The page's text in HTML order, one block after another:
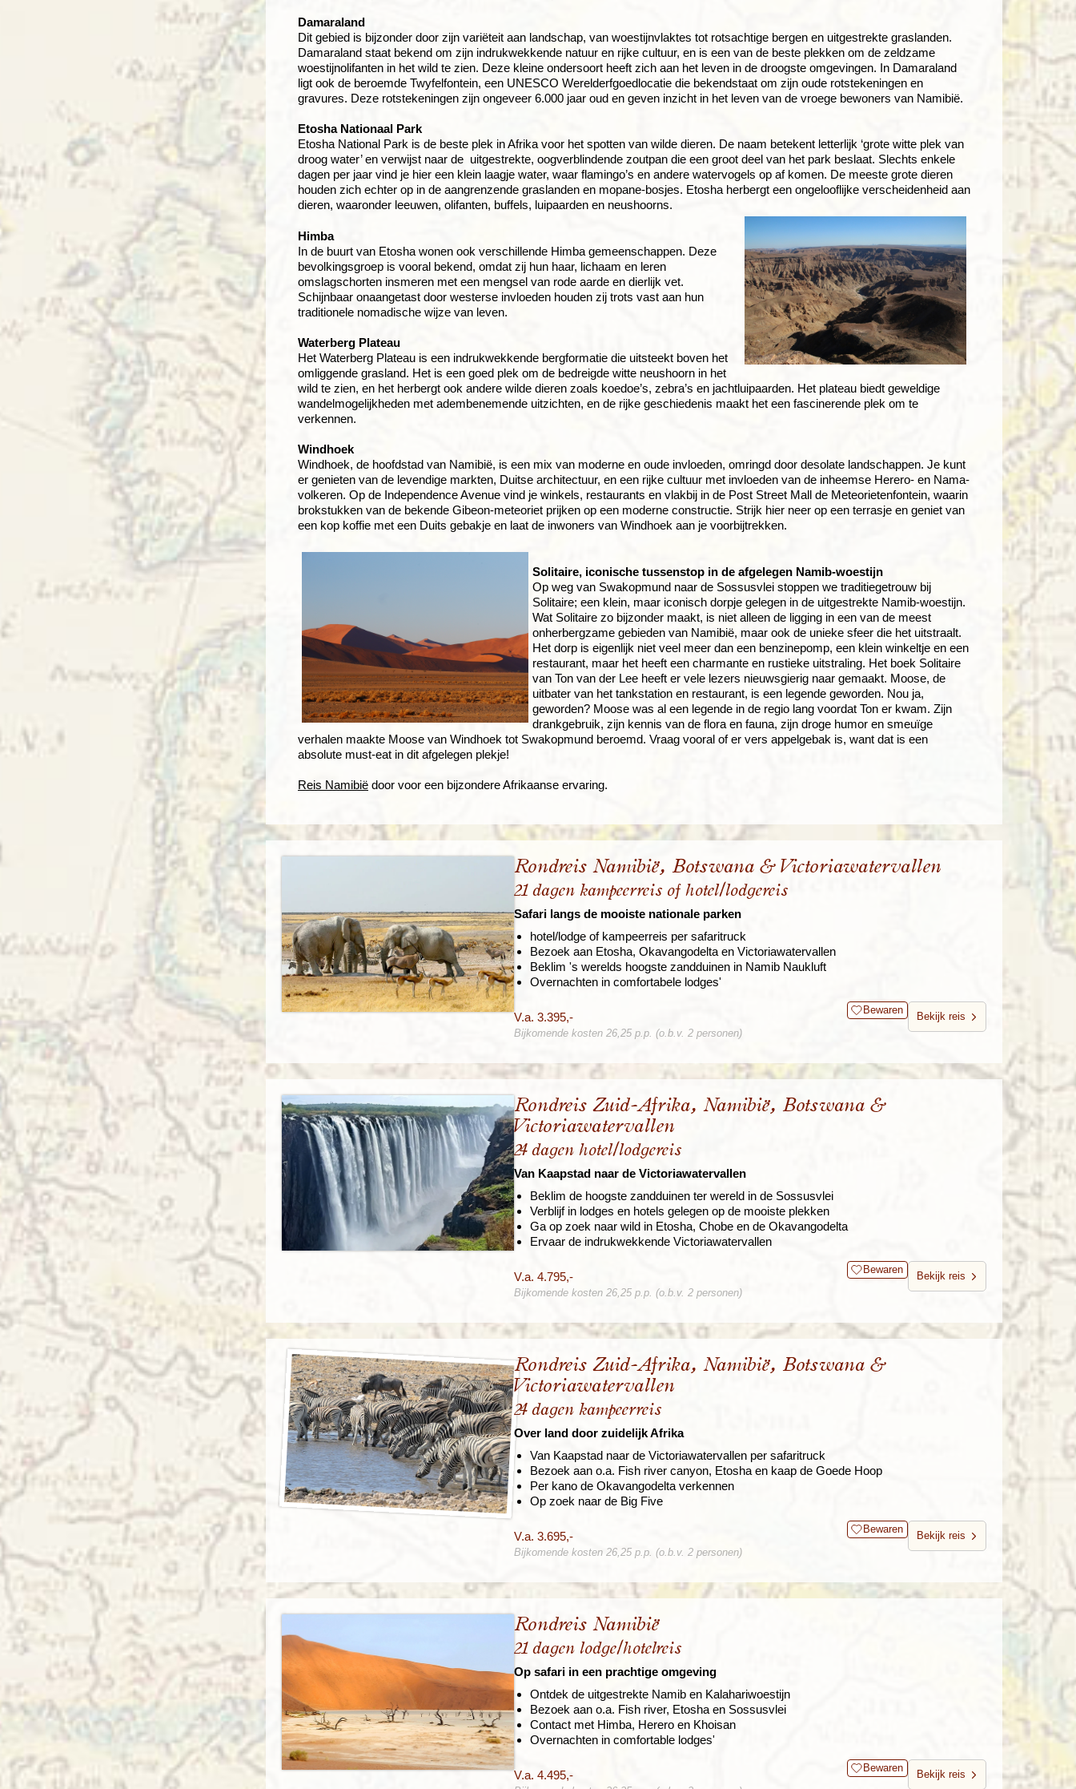
Damaraland
Dit gebied is bijzonder door zijn variëteit aan landschap, van woestijnvlaktes tot rotsachtige bergen en uitgestrekte graslanden.
Damaraland staat bekend om zijn indrukwekkende natuur en rijke cultuur, en is een van de beste plekken om de zeldzame
woestijnolifanten in het wild te zien. Deze kleine ondersoort heeft zich aan het leven in de droogste omgevingen. In Damaraland
ligt ook de beroemde Twyfelfontein, een UNESCO Werelderfgoedlocatie die bekendstaat om zijn oude rotstekeningen en
gravures. Deze rotstekeningen zijn ongeveer 6.000 jaar oud en geven inzicht in het leven van de vroege bewoners van Namibië.
Etosha Nationaal Park
Etosha National Park is de beste plek in Afrika voor het spotten van wilde dieren. De naam betekent letterlijk ‘grote witte plek van
droog water’ en verwijst naar de uitgestrekte, oogverblindende zoutpan die een groot deel van het park beslaat. Slechts enkele
dagen per jaar vind je hier een klein laagje water, waar flamingo’s en andere watervogels op af komen. De meeste grote dieren
houden zich echter op in de aangrenzende graslanden en mopane-bosjes. Etosha herbergt een ongelooflijke verscheidenheid aan
dieren, waaronder leeuwen, olifanten, buffels, luipaarden en neushoorns.
Himba
In de buurt van Etosha wonen ook verschillende Himba gemeenschappen. Deze
bevolkingsgroep is vooral bekend, omdat zij hun haar, lichaam en leren
omslagschorten insmeren met een mengsel van rode aarde en dierlijk vet.
Schijnbaar onaangetast door westerse invloeden houden zij trots vast aan hun
traditionele nomadische wijze van leven.
Waterberg Plateau
Het Waterberg Plateau is een indrukwekkende bergformatie die uitsteekt boven het
omliggende grasland. Het is een goed plek om de bedreigde witte neushoorn in het
wild te zien, en het herbergt ook andere wilde dieren zoals koedoe’s, zebra’s en jachtluipaarden. Het plateau biedt geweldige
wandelmogelijkheden met adembenemende uitzichten, en de rijke geschiedenis maakt het een fascinerende plek om te
verkennen.
Windhoek
Windhoek, de hoofdstad van Namibië, is een mix van moderne en oude invloeden, omringd door desolate landschappen. Je kunt
er genieten van de levendige markten, Duitse architectuur, en een rijke cultuur met invloeden van de inheemse Herero- en Nama-
volkeren. Op de Independence Avenue vind je winkels, restaurants en vlakbij in de Post Street Mall de Meteorietenfontein, waarin
brokstukken van de bekende Gibeon-meteoriet prijken op een moderne constructie. Strijk hier neer op een terrasje en geniet van
een kop koffie met een Duits gebakje en laat de inwoners van Windhoek aan je voorbijtrekken.
Solitaire, iconische tussenstop in de afgelegen Namib-woestijn
Op weg van Swakopmund naar de Sossusvlei stoppen we traditiegetrouw bij
Solitaire; een klein, maar iconisch dorpje gelegen in de uitgestrekte Namib-woestijn.
Wat Solitaire zo bijzonder maakt, is niet alleen de ligging in een van de meest
onherbergzame gebieden van Namibië, maar ook de unieke sfeer die het uitstraalt.
Het dorp is eigenlijk niet veel meer dan een benzinepomp, een klein winkeltje en een
restaurant, maar het heeft een charmante en rustieke uitstraling. Het boek Solitaire
van Ton van der Lee heeft er vele lezers nieuwsgierig naar gemaakt. Moose, de
uitbater van het tankstation en restaurant, is een legende geworden. Nou ja,
geworden? Moose was al een legende in de regio lang voordat Ton er kwam. Zijn
drankgebruik, zijn kennis van de flora en fauna, zijn droge humor en smeuïge
verhalen maakte Moose van Windhoek tot Swakopmund beroemd. Vraag vooral of er vers appelgebak is, want dat is een
absolute must-eat in dit afgelegen plekje!
Reis Namibië door voor een bijzondere Afrikaanse ervaring.
Rondreis Namibië, Botswana & Victoriawatervallen
21 dagen kampeerreis of hotel/lodgereis
Safari langs de mooiste nationale parken
hotel/lodge of kampeerreis per safaritruck
Bezoek aan Etosha, Okavangodelta en Victoriawatervallen
Beklim 's werelds hoogste zandduinen in Namib Naukluft
Overnachten in comfortabele lodges'
V.a. 3.395,- Bewaren
Bekijk reis
Bijkomende kosten 26,25 p.p. (o.b.v. 2 personen)
Rondreis Zuid-Afrika, Namibië, Botswana &
Victoriawatervallen
24 dagen hotel/lodgereis
Van Kaapstad naar de Victoriawatervallen
Beklim de hoogste zandduinen ter wereld in de Sossusvlei
Verblijf in lodges en hotels gelegen op de mooiste plekken
Ga op zoek naar wild in Etosha, Chobe en de Okavangodelta
Ervaar de indrukwekkende Victoriawatervallen
V.a. 4.795,- Bewaren
Bekijk reis
Bijkomende kosten 26,25 p.p. (o.b.v. 2 personen)
Rondreis Zuid-Afrika, Namibië, Botswana &
Victoriawatervallen
24 dagen kampeerreis
Over land door zuidelijk Afrika
Van Kaapstad naar de Victoriawatervallen per safaritruck
Bezoek aan o.a. Fish river canyon, Etosha en kaap de Goede Hoop
Per kano de Okavangodelta verkennen
Op zoek naar de Big Five
V.a. 3.695,- Bewaren
Bekijk reis
Bijkomende kosten 26,25 p.p. (o.b.v. 2 personen)
Rondreis Namibië
21 dagen lodge/hotelreis
Op safari in een prachtige omgeving
Ontdek de uitgestrekte Namib en Kalahariwoestijn
Bezoek aan o.a. Fish river, Etosha en Sossusvlei
Contact met Himba, Herero en Khoisan
Overnachten in comfortable lodges'
V.a. 4.495,- Bewaren
Bekijk reis